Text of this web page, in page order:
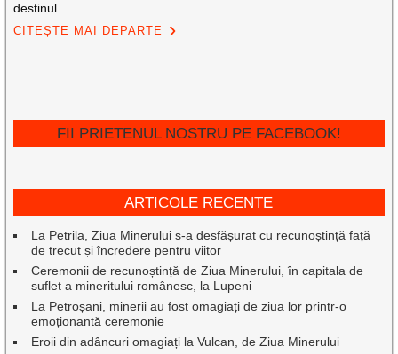
destinul
CITEȘTE MAI DEPARTE
FII PRIETENUL NOSTRU PE FACEBOOK!
ARTICOLE RECENTE
La Petrila, Ziua Minerului s-a desfășurat cu recunoștință față
de trecut și încredere pentru viitor
Ceremonii de recunoștință de Ziua Minerului, în capitala de
suflet a mineritului românesc, la Lupeni
La Petroșani, minerii au fost omagiați de ziua lor printr-o
emoționantă ceremonie
Eroii din adâncuri omagiați la Vulcan, de Ziua Minerului